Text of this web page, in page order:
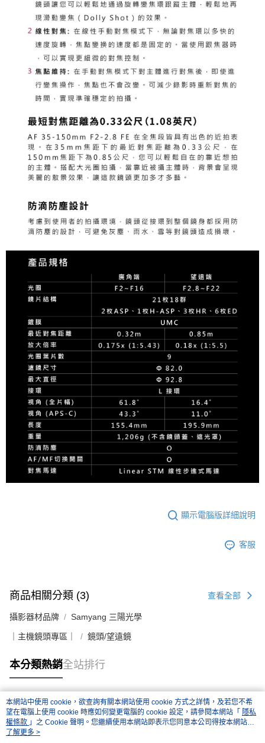
顯示電腦版詳細說明
客服
商品相關分類 (3) 查看全部
攝影器材品牌 Samyang 三陽光學
｜主機鏡頭專區｜ 鏡頭/望遠鏡
本分類熱銷全站排行
熱門標籤
本網站中使用 cookie，欲查詢有關本網站使用 cookie 方式之詳情，及若您不希
望在電腦上使用 cookie 時應如何變更電腦的 cookie 設定，請參閱本網站「 隱私
權條款 」之 Cookie 聲明。您繼續使用本網站即表示您同意本公司得按本網站使
用條款之 Cookie 聲明使用 cookie。
了解更多 >